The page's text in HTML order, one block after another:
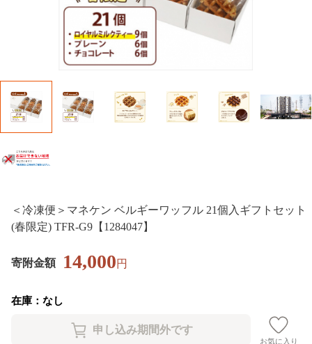
＜冷凍便＞マネケン ベルギーワッフル 21個入ギフトセット
(春限定) TFR-G9【1284047】
寄附金額 14,000円
在庫：なし
お気に入り